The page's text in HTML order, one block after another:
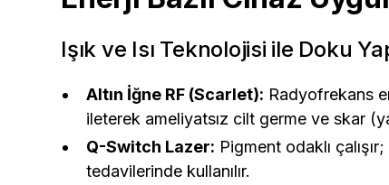
Işık ve Isı Teknolojisi ile Doku
Altın İğne RF (Scarlet): Radyofrekans
ileterek ameliyatsız cilt germe ve skar
Q-Switch Lazer: Pigment odaklı
tedavilerinde kullanılır.